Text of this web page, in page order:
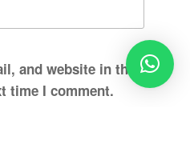
and website in this
time I comment.